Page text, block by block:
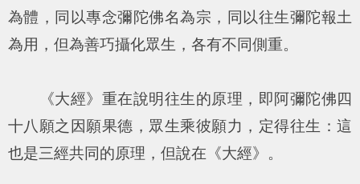
為體，同以專念彌陀佛名為宗，同以往生彌陀報土
為用，但為善巧攝化眾生，各有不同側重。
《大經》重在說明往生的原理，即阿彌陀佛四
十八願之因願果德，眾生乘彼願力，定得往生：這
也是三經共同的原理，但說在《大經》。